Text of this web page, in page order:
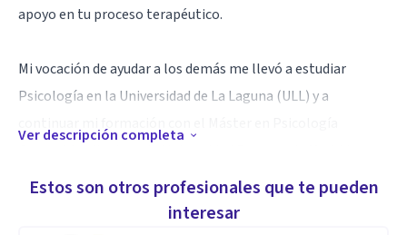
apoyo en tu proceso terapéutico.
Mi vocación de ayudar a los demás me llevó a estudiar
Psicología en la Universidad de La Laguna (ULL) y a
(UEM). Además, como Técnico Superior en Dietética,
combino los conocimientos de ambas disciplinas para
Ver descripción completa
Estos son otros profesionales que te pueden
interesar